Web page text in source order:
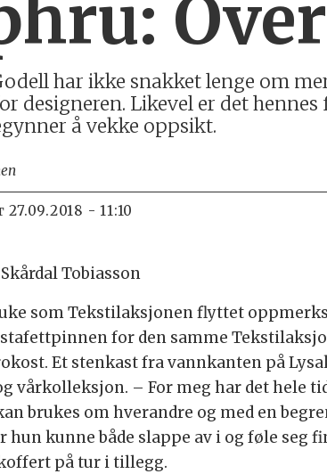
har ikke snakket lenge om
designeren. Likevel er det
å vekke oppsikt.
27.09.2018 - 11:10
Tobiasson
som Tekstilaksjonen flyttet
for den samme
Et stenkast fra vannkanten på
vårkolleksjon. – For meg har det hele
brukes om hverandre og med en
kunne både slappe av i og føle seg
på tur i tillegg.